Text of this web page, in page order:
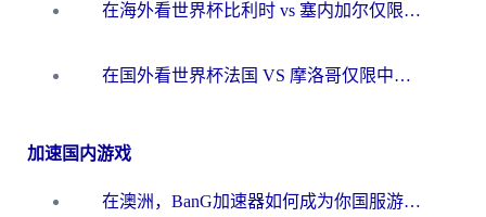
在海外看世界杯比利时 vs 塞内加尔仅限中国大陆？我找到了最流畅的中文解说之路
在国外看世界杯法国 VS 摩洛哥仅限中国大陆？海外党这样看中文解说赛事不卡顿
加速国内游戏
在澳洲，BanG加速器如何成为你国服游戏的“时光机”？